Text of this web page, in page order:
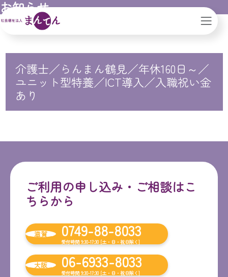
お知らせ
社会福祉法人まんてん｜滋賀県｜大阪市
介護士／らんまん鶴見／年休160日～／
ユニット型特養／ICT導入／入職祝い金
あり
ご利用の申し込み・ご相談はこ
ちらから
滋賀 0749-88-8033
受付時間 9:30-17:30 [土・日・祝日除く]
大阪 06-6933-8033
受付時間 9:30-17:30 [土・日・祝日除く]